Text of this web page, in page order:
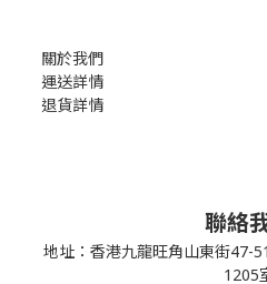
關於我們
運送詳情
退貨詳情
聯絡
地址：香港九龍旺角山東街47-
1205